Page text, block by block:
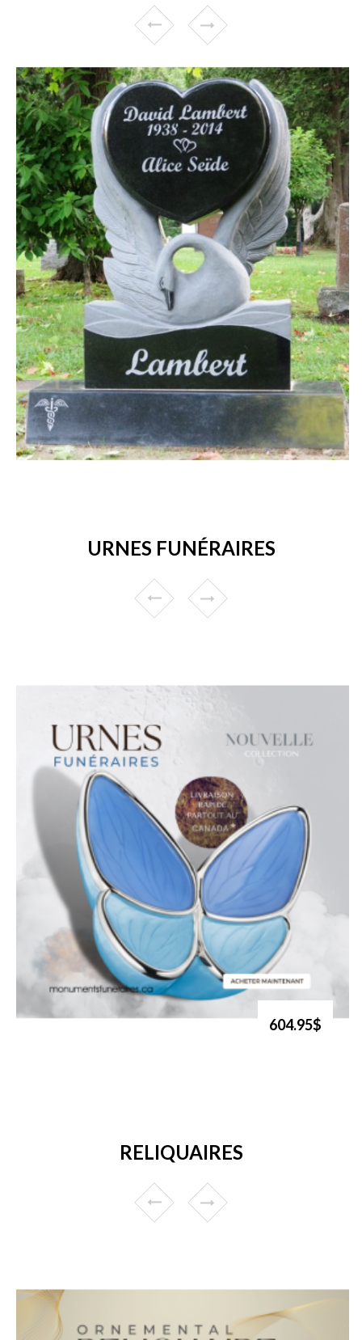
URNES FUNÉRAIRES
604.95$
RELIQUAIRES